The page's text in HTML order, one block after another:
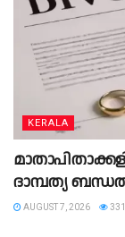
KERALA
ദാമ്പത്യ
AUGUST 7, 2026 331